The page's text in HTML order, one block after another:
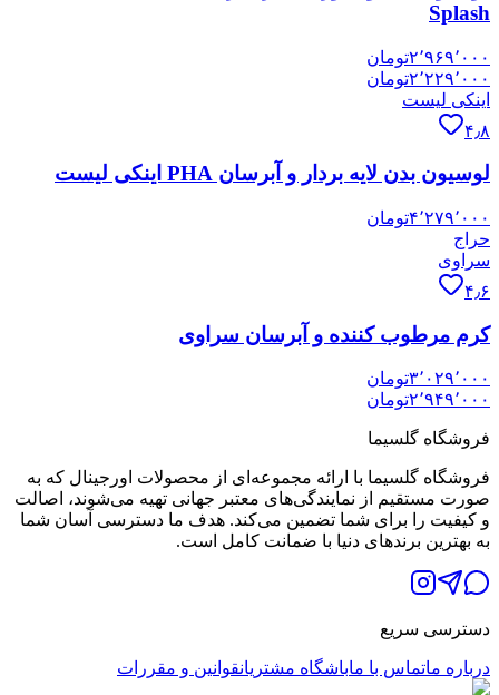
Splash
۲٬۹۶۹٬۰۰۰تومان
۲٬۲۲۹٬۰۰۰تومان
اینکی لیست
۴٫۸
لوسیون بدن لایه بردار و آبرسان PHA اینکی لیست
۴٬۲۷۹٬۰۰۰تومان
حراج
سراوی
۴٫۶
کرم مرطوب کننده و آبرسان سراوی
۳٬۰۲۹٬۰۰۰تومان
۲٬۹۴۹٬۰۰۰تومان
فروشگاه گلسیما
فروشگاه گلسیما با ارائه مجموعه‌ای از محصولات اورجینال که به
صورت مستقیم از نمایندگی‌های معتبر جهانی تهیه می‌شوند، اصالت
و کیفیت را برای شما تضمین می‌کند. هدف ما دسترسی آسان شما
به بهترین برندهای دنیا با ضمانت کامل است.
دسترسی سریع
درباره ماتماس با ماباشگاه مشتریانقوانین و مقررات